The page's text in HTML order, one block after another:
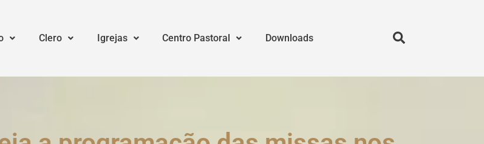
Clero Igrejas Centro Pastoral Downloads